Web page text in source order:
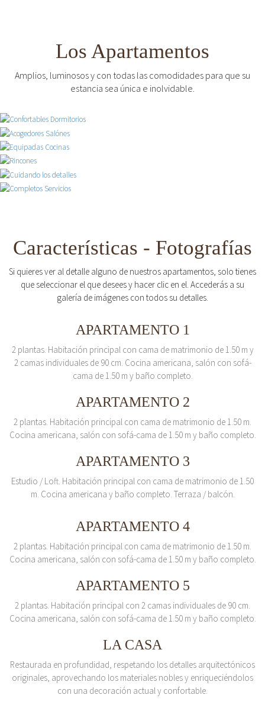
Los Apartamentos
Amplios, luminosos y con todas las comodidades para que su
estancia sea única e inolvidable.
Características - Fotografías
Si quieres ver al detalle alguno de nuestros apartamentos, solo tienes
que seleccionar el que desees y hacer clic en el. Accederás a su
galería de imágenes con todos su detalles.
APARTAMENTO 1
2 plantas. Habitación principal con cama de matrimonio de 1.50 m y
2 camas individuales de 90 cm. Cocina americana, salón con sofá-
cama de 1.50 m y baño completo.
APARTAMENTO 2
2 plantas. Habitación principal con cama de matrimonio de 1.50 m.
Cocina americana, salón con sofá-cama de 1.50 m y baño completo.
APARTAMENTO 3
Estudio / Loft. Habitación principal con cama de matrimonio de 1.50
m. Cocina americana y baño completo. Terraza / balcón.
APARTAMENTO 4
2 plantas. Habitación principal con cama de matrimonio de 1.50 m.
Cocina americana, salón con sofá-cama de 1.50 m y baño completo.
APARTAMENTO 5
2 plantas. Habitación principal con 2 camas individuales de 90 cm.
Cocina americana, salón con sofá-cama de 1.50 m y baño completo.
LA CASA
Restaurada en profundidad, respetando los detalles arquitectónicos
originales, aprovechando los materiales nobles y enriqueciéndolos
con una decoración actual y confortable.